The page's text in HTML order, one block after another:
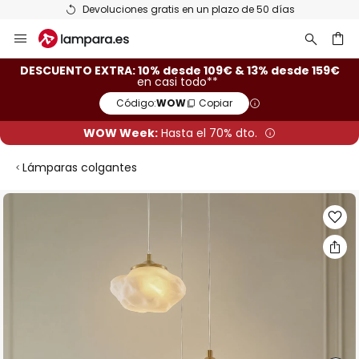
Devoluciones gratis en un plazo de 50 días
al
contenido
DESCUENTO EXTRA: 10% desde 109€ & 13% desde 159€
en casi todo**
Código:WOW Copiar
WOW Week: Hasta el 70% dto.
Lámparas colgantes
Saltar